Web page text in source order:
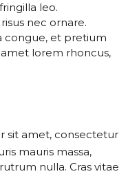
leo.
nec ornare.
congue, et pretium
lorem rhoncus,
sit amet, consectetur
mauris massa,
nulla. Cras vitae